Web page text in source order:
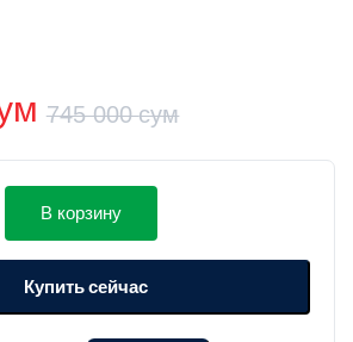
745 000сум
745
Текущая
690
000 сум.
В корзину
Купить сейчас